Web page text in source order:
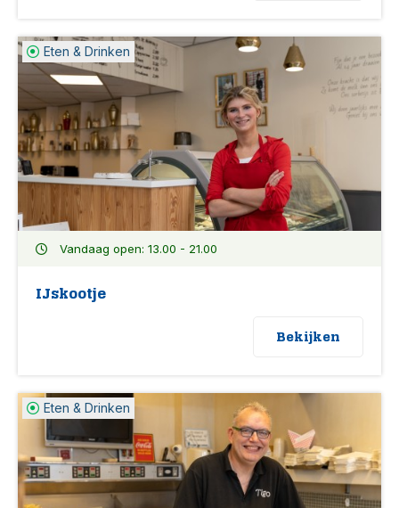
Eten & Drinken
Vandaag open: 13.00 - 21.00
IJskootje
Bekijken
Eten & Drinken